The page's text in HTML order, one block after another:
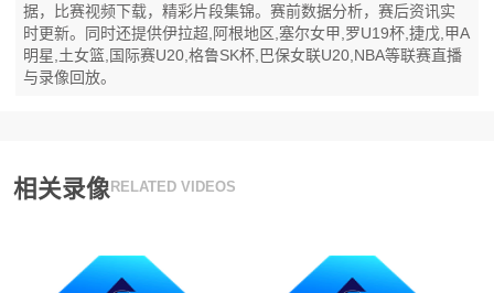
据，比赛视频下载，精彩片段集锦。赛前数据分析，赛后资讯实
时更新。同时还提供伊拉超,阿根地区,塞尔女甲,罗U19杯,捷戊,甲A
明星,土女篮,国际赛U20,格鲁SK杯,巴保女联U20,NBA等联赛直播
与录像回放。
相关录像 RELATED VIDEOS